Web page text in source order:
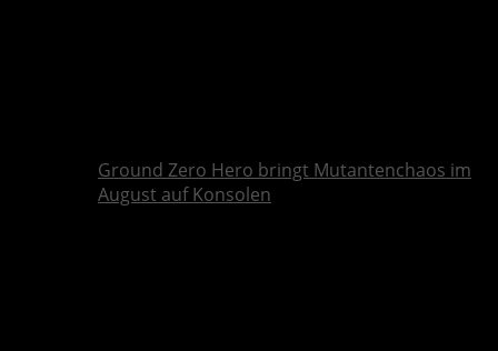
Ground Zero Hero bringt Mutantenchaos im
August auf Konsolen